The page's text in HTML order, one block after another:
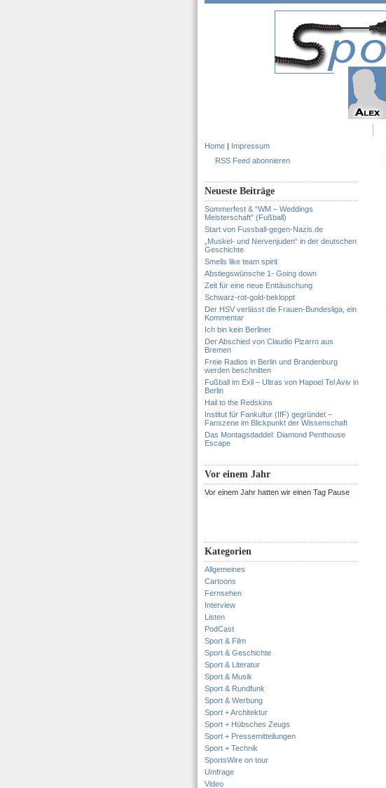
Home | Impressum
RSS Feed abonnieren
Neueste Beiträge
Sommerfest & “WM – Weddings
Meisterschaft” (Fußball)
Start von Fussball-gegen-Nazis.de
„Muskel- und Nervenjuden“ in der deutschen
Geschichte
Smells like team spirit
Abstiegswünsche 1- Going down
Zeit für eine neue Enttäuschung
Schwarz-rot-gold-bekloppt
Der HSV verlässt die Frauen-Bundesliga, ein
Kommentar
Ich bin kein Berliner
Der Abschied von Claudio Pizarro aus
Bremen
Freie Radios in Berlin und Brandenburg
werden beschnitten
Fußball im Exil – Ultras von Hapoel Tel Aviv in
Berlin
Hail to the Redskins
Institut für Fankultur (IfF) gegründet –
Fanszene im Blickpunkt der Wissenschaft
Das Montagsdaddel: Diamond Penthouse
Escape
Vor einem Jahr
Vor einem Jahr hatten wir einen Tag Pause
Kategorien
Allgemeines
Cartoons
Fernsehen
Interview
Listen
PodCast
Sport & Film
Sport & Geschichte
Sport & Literatur
Sport & Musik
Sport & Rundfunk
Sport & Werbung
Sport + Architektur
Sport + Hübsches Zeugs
Sport + Pressemitteilungen
Sport + Technik
SportsWire on tour
Umfrage
Video